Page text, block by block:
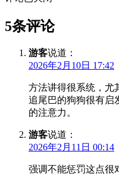
5条评论
游客说道：
2026年2月10日 17:42
方法讲得很系统，尤
追尾巴的狗狗很有启
的注意力。
游客说道：
2026年2月11日 00:14
强调不能惩罚这点很